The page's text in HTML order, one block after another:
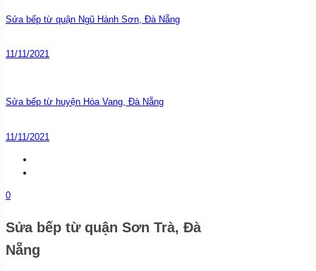
Sửa bếp từ quận Ngũ Hành Sơn, Đà Nẵng
11/11/2021
Sửa bếp từ huyện Hòa Vang, Đà Nẵng
11/11/2021
0
Sửa bếp từ quận Sơn Trà, Đà
Nẵng